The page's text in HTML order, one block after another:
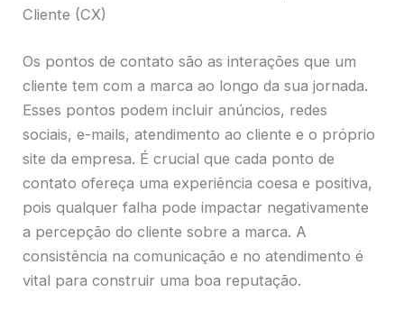
Cliente (CX)
Os pontos de contato são as interações que um
cliente tem com a marca ao longo da sua jornada.
Esses pontos podem incluir anúncios, redes
sociais, e-mails, atendimento ao cliente e o próprio
site da empresa. É crucial que cada ponto de
contato ofereça uma experiência coesa e positiva,
pois qualquer falha pode impactar negativamente
a percepção do cliente sobre a marca. A
consistência na comunicação e no atendimento é
vital para construir uma boa reputação.